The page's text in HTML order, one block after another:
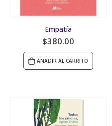
Empatía
$380.00
AÑADIR AL CARRITO